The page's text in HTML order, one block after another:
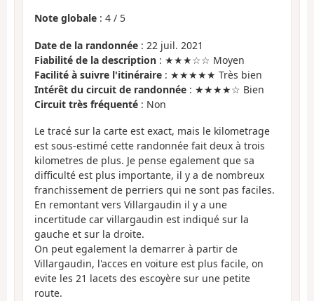
Note globale : 4 / 5
Date de la randonnée : 22 juil. 2021
Fiabilité de la description : ★★★☆☆ Moyen
Facilité à suivre l'itinéraire : ★★★★★ Très bien
Intérêt du circuit de randonnée : ★★★★☆ Bien
Circuit très fréquenté : Non
Le tracé sur la carte est exact, mais le kilometrage
est sous-estimé cette randonnée fait deux à trois
kilometres de plus. Je pense egalement que sa
difficulté est plus importante, il y a de nombreux
franchissement de perriers qui ne sont pas faciles.
En remontant vers Villargaudin il y a une
incertitude car villargaudin est indiqué sur la
gauche et sur la droite.
On peut egalement la demarrer à partir de
Villargaudin, l'acces en voiture est plus facile, on
evite les 21 lacets des escoyère sur une petite
route.